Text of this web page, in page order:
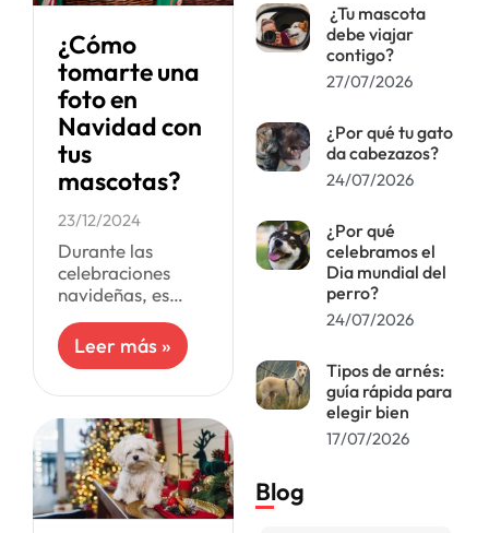
¿Cómo
tomarte una
foto en
Navidad con
tus
mascotas?
23/12/2024
Durante las
celebraciones
navideñas, es
querer capturar
esos momentos
queridos,
incluyendo, por
supuesto, a tus
peludos. Pero
tomar una
Leer más »
¿Tu mascota
debe viajar
contigo?
27/07/2026
¿Por qué tu gato
da cabezazos?
24/07/2026
¿Por qué
celebramos el
Dia mundial del
perro?
24/07/2026
Tipos de arnés:
guía rápida para
elegir bien
17/07/2026
Blog